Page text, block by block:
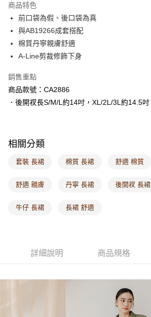
付款後萊爾富取貨
每筆NT$60，滿NT$1,000(含以上)免運費
7-11取貨付款
每筆NT$60，滿NT$1,000(含以上)免運費
付款後7-11取貨
每筆NT$60，滿NT$1,000(含以上)免運費
付款後門市自取
每筆NT$60，滿NT$1,000(含以上)免運費
商品特色
前口袋為假、後口袋為真
與AB19266成套搭配
棉質丹寧親膚舒適
A-Line剪裁修飾下身
銷售重點
商品款號：CA2886
．後開衩長S/M/L約14吋，XL/2L/3L約14.5吋
相關分類
套裝 長裙 棉質 長裙 舒適 棉質
舒適 親膚 丹寧 長裙 後開衩 長裙
牛仔 長裙 長裙 舒適
詳細說明 商品規格